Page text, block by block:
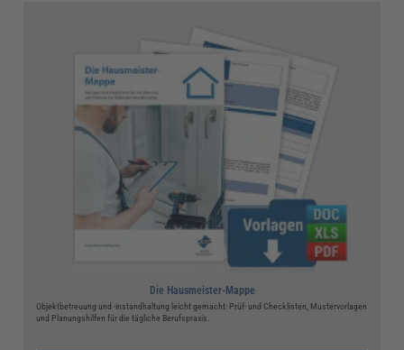
Die Hausmeister-Mappe
Objektbetreuung und -instandhaltung leicht gemacht: Prüf- und Checklisten, Mustervorlagen
und Planungshilfen für die tägliche Berufspraxis.